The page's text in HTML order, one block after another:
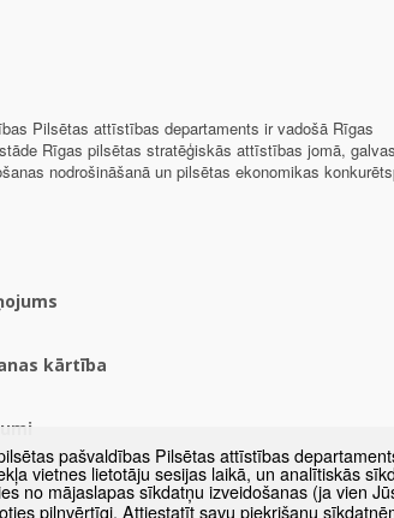
Pilsētas attīstības departaments ir vadošā Rīgas
Rīgas pilsētas stratēģiskās attīstības jomā,
nodrošināšanā un pilsētas ekonomikas
kārtība
pašvaldības Pilsētas attīstības
vietnes lietotāju sesijas laikā, un analītiskās
no mājaslapas sīkdatņu izveidošanas (ja vien
pilnvērtīgi. Attiestatīt savu piekrišanu